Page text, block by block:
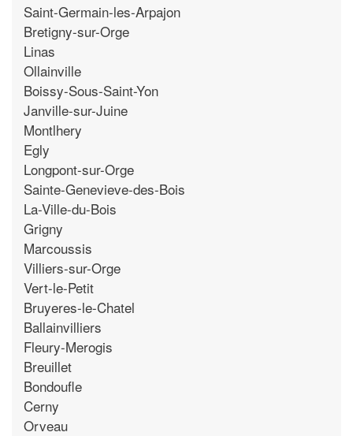
Saint-Germain-les-Arpajon
Bretigny-sur-Orge
Linas
Ollainville
Boissy-Sous-Saint-Yon
Janville-sur-Juine
Montlhery
Egly
Longpont-sur-Orge
Sainte-Genevieve-des-Bois
La-Ville-du-Bois
Grigny
Marcoussis
Villiers-sur-Orge
Vert-le-Petit
Bruyeres-le-Chatel
Ballainvilliers
Fleury-Merogis
Breuillet
Bondoufle
Cerny
Orveau